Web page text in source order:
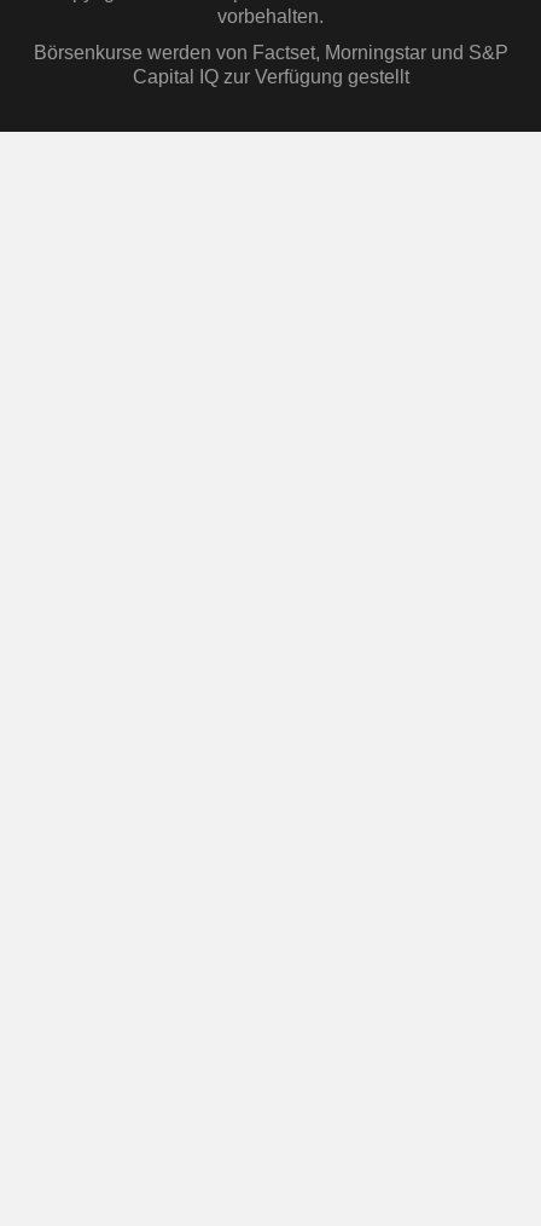
vorbehalten.
Börsenkurse werden von Factset, Morningstar und S&P
Capital IQ zur Verfügung gestellt